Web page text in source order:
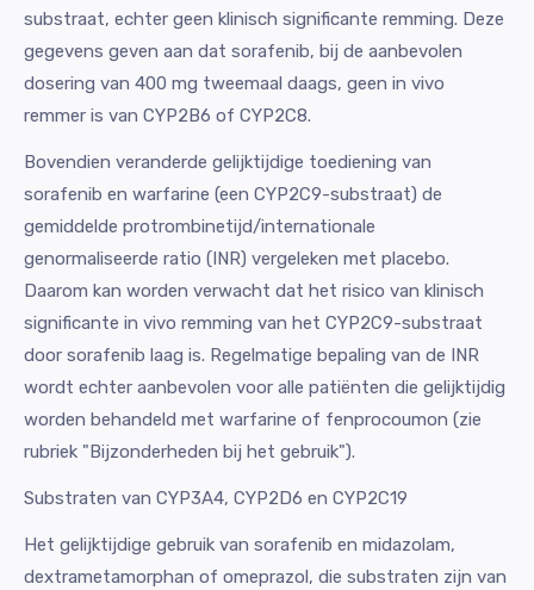
substraat, echter geen klinisch significante remming. Deze
gegevens geven aan dat sorafenib, bij de aanbevolen
dosering van 400 mg tweemaal daags, geen in vivo
remmer is van CYP2B6 of CYP2C8.
Bovendien veranderde gelijktijdige toediening van
sorafenib en warfarine (een CYP2C9-substraat) de
gemiddelde protrombinetijd/internationale
genormaliseerde ratio (INR) vergeleken met placebo.
Daarom kan worden verwacht dat het risico van klinisch
significante in vivo remming van het CYP2C9-substraat
door sorafenib laag is. Regelmatige bepaling van de INR
wordt echter aanbevolen voor alle patiënten die gelijktijdig
worden behandeld met warfarine of fenprocoumon (zie
rubriek "Bijzonderheden bij het gebruik").
Substraten van CYP3A4, CYP2D6 en CYP2C19
Het gelijktijdige gebruik van sorafenib en midazolam,
dextrametamorphan of omeprazol, die substraten zijn van